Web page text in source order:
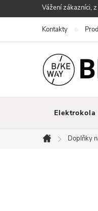
na
Vážení zákazníci,
Kontakty
Elektrokola
Domů
Doplňky